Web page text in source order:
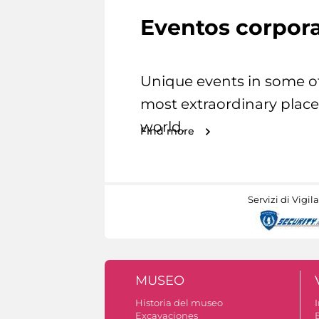
Eventos
Unique events in some
most extraordinary
world.
Find more
Servizi di
MUSEO
Historia del museo
Excavaciones